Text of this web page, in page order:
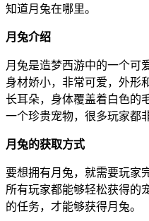
知道月兔在哪里。
月兔介绍
月兔是造梦西游中的一个可
身材娇小，非常可爱，外形
长耳朵，身体覆盖着白色的
一个珍贵宠物，很多玩家都
月兔的获取方式
要想拥有月兔，就需要玩家
所有玩家都能够轻松获得的
的任务，才能够获得月兔。